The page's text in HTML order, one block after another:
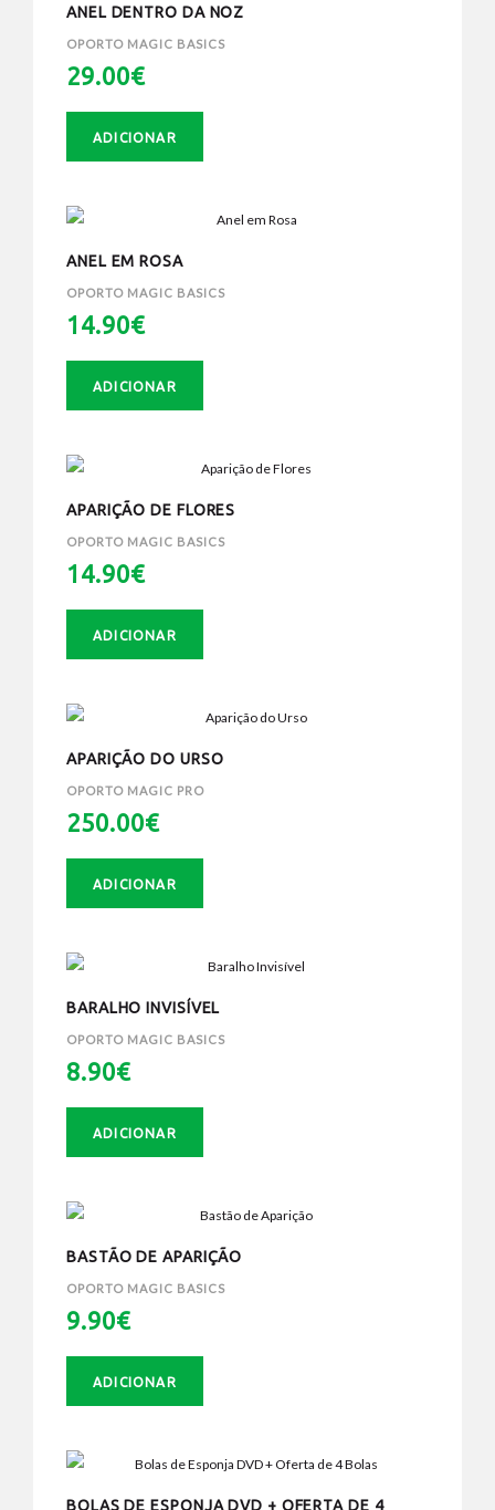
ANEL DENTRO DA NOZ
OPORTO MAGIC BASICS
29.00€
ADICIONAR
ANEL EM ROSA
OPORTO MAGIC BASICS
14.90€
ADICIONAR
APARIÇÃO DE FLORES
OPORTO MAGIC BASICS
14.90€
ADICIONAR
APARIÇÃO DO URSO
OPORTO MAGIC PRO
250.00€
ADICIONAR
BARALHO INVISÍVEL
OPORTO MAGIC BASICS
8.90€
ADICIONAR
BASTÃO DE APARIÇÃO
OPORTO MAGIC BASICS
9.90€
ADICIONAR
BOLAS DE ESPONJA DVD + OFERTA DE 4